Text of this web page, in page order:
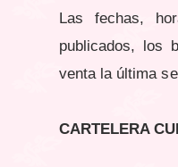
Las fechas,
publicados, los
venta la última
CARTELERA